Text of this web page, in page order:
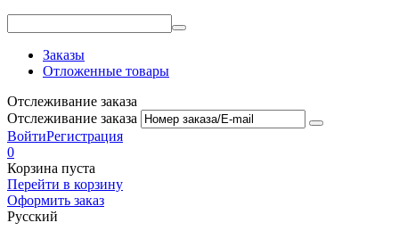
Заказы
Отложенные товары
Отслеживание заказа
Отслеживание заказа
ВойтиРегистрация
0
Корзина пуста
Перейти в корзину
Оформить заказ
Русский